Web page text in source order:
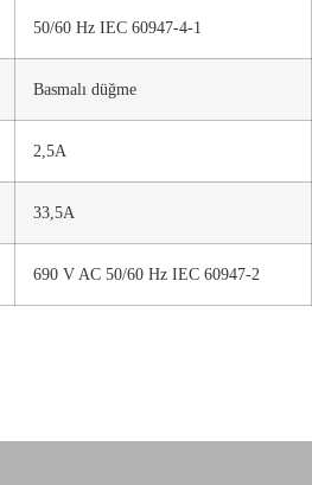
50/60 Hz IEC 60947-4-1
Basmalı düğme
2,5A
33,5A
690 V AC 50/60 Hz IEC 60947-2